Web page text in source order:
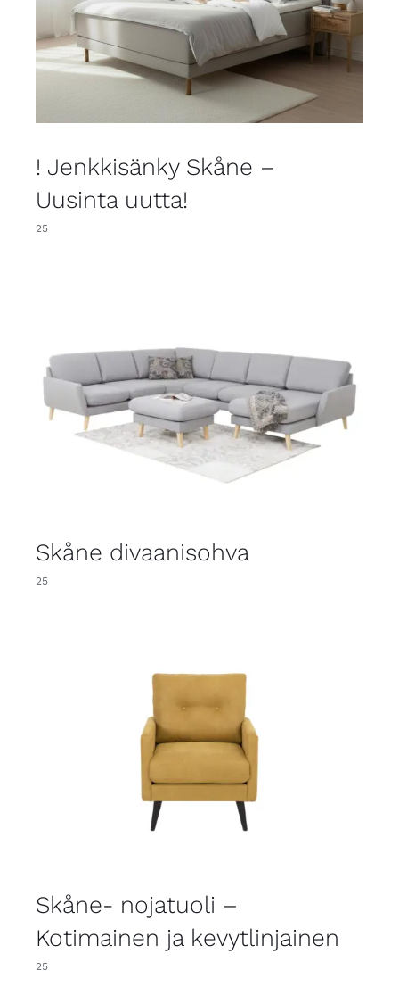
! Jenkkisänky Skåne –
Uusinta uutta!
25
Skåne divaanisohva
25
Skåne- nojatuoli –
Kotimainen ja kevytlinjainen
25